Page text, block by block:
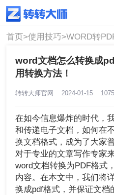
使用技巧
首页>使用技巧>WORD转
word文档怎么转换成
用转换方法！
转转大师官网 2024-01-15
在如今信息爆炸的时代，
和传递电子文档，如何在
换文档格式，成为了大家
对于专业的文章写作专家
word文档转换为PDF格式
内容。在本文中，我们将
换成pdf格式，并保证文档